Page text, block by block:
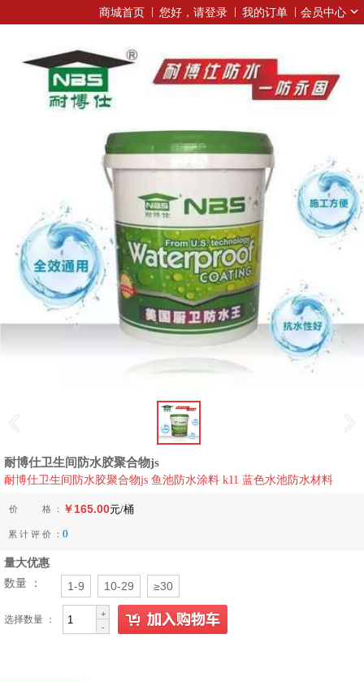
商城首页 您好，请登录 我的订单 会员中心
耐博仕卫生间防水胶聚合物js
耐博仕卫生间防水胶聚合物js 鱼池防水涂料 k11 蓝色水池防水材料
价 格 ： ￥165.00元/桶
累 计 评 价 ： 0
量大优惠
数量 ： 1-9 10-29 ≥30
选择数量 ：
+
-